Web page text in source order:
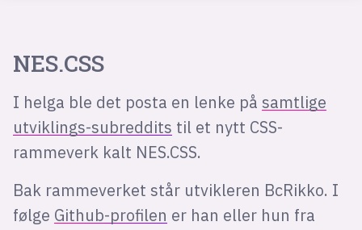
NES.CSS
I helga ble det posta en lenke på samtlige
utviklings-subreddits til et nytt CSS-
rammeverk kalt NES.CSS.
Bak rammeverket står utvikleren BcRikko. I
følge Github-profilen er han eller hun fra